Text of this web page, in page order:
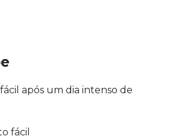
após um dia intenso de
fácil